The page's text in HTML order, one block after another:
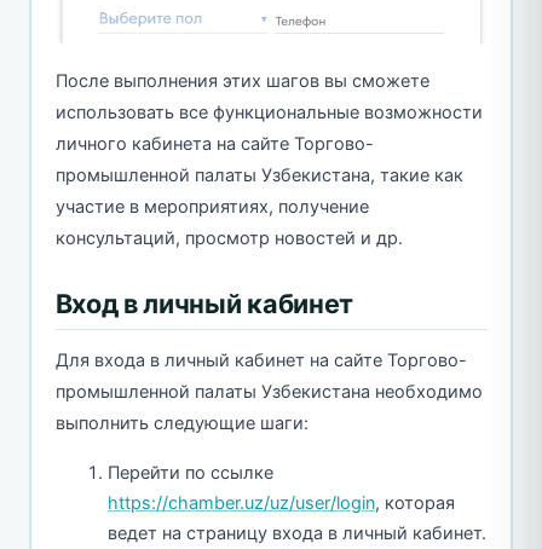
После выполнения этих шагов вы сможете
использовать все функциональные возможности
личного кабинета на сайте Торгово-
промышленной палаты Узбекистана, такие как
участие в мероприятиях, получение
консультаций, просмотр новостей и др.
Вход в личный кабинет
Для входа в личный кабинет на сайте Торгово-
промышленной палаты Узбекистана необходимо
выполнить следующие шаги:
Перейти по ссылке
https://chamber.uz/uz/user/login, которая
ведет на страницу входа в личный кабинет.